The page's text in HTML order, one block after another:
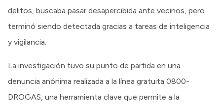
delitos, buscaba pasar desapercibida ante vecinos, pero
terminó siendo detectada gracias a tareas de inteligencia
y vigilancia.
La investigación tuvo su punto de partida en una
denuncia anónima realizada a la línea gratuita 0800-
DROGAS, una herramienta clave que permite a la